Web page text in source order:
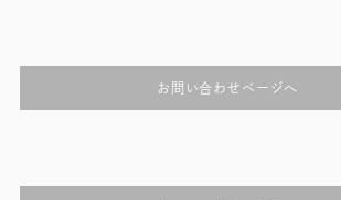
お問い合わせページへ